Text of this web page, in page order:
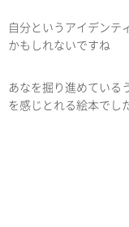
自分というアイデンテ
かもしれないですね
あなを掘り進めてい
を感じとれる絵本でし